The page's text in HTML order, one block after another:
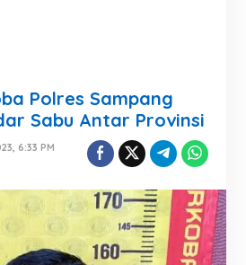
Polres Sampang
Sabu Antar Provinsi
6:33 PM